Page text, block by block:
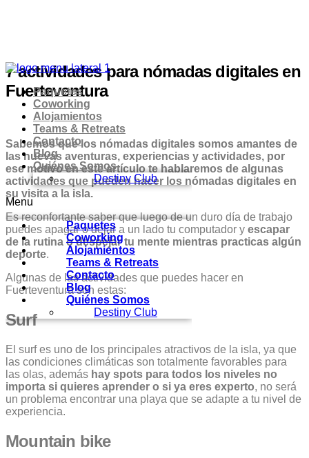
Paquetes
Coworking
Alojamientos
Teams & Retreats
Contacto
Blog
Quiénes Somos
Destiny Club
Menu
Paquetes
Coworking
Alojamientos
Teams & Retreats
Contacto
Blog
Quiénes Somos
Destiny Club
7 actividades para nómadas digitales en
Fuerteventura
Sabemos que los nómadas digitales somos amantes de
las nuevas aventuras, experiencias y actividades, por
ese motivo en este artículo te hablaremos de algunas
actividades que pueden hacer los nómadas digitales en
su visita a la isla.
Es reconfortante saber que luego de un duro día de trabajo
puedes apagar o dejar a un lado tu computador y escapar
de la rutina o despejar tu mente mientras practicas algún
deporte.
Algunas de las actividades que puedes hacer en
Fuerteventura son estas:
Surf
El surf es uno de los principales atractivos de la isla, ya que
las condiciones climáticas son totalmente favorables para
las olas, además hay spots para todos los niveles no
importa si quieres aprender o si ya eres experto, no será
un problema encontrar una playa que se adapte a tu nivel de
experiencia.
Mountain bike